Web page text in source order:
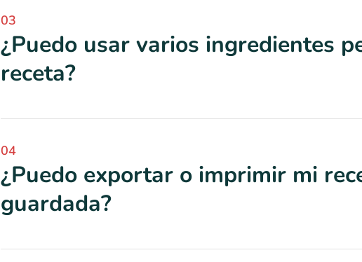
03
¿Puedo usar varios ingredientes
receta?
04
¿Puedo exportar o imprimir mi
guardada?